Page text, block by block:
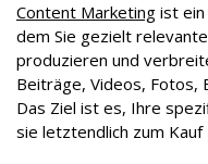
Content Marketing ist
dem Sie gezielt
produzieren und
Beiträge, Videos, Fotos,
Das Ziel ist es, Ihre
sie letztendlich zum Kauf